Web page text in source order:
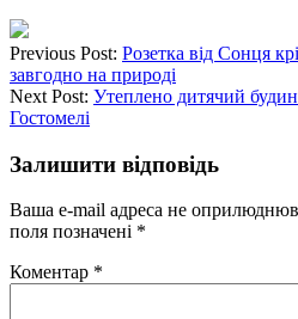
Previous Post: Розетка від Сонця
завгодно на природі
Next Post: Утеплено дитячий
Гостомелі
Залишити відповідь
Ваша e-mail адреса не
поля позначені *
Коментар *